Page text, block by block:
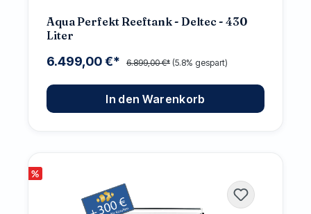
Aqua Perfekt Reeftank - Deltec - 430
Liter
6.499,00 €* 6.899,00 €* (5.8% gespart)
In den Warenkorb
%